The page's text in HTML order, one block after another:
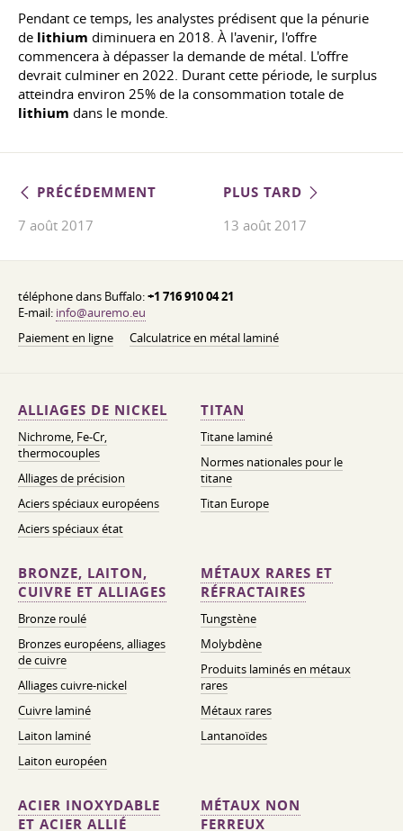
Pendant ce temps, les analystes prédisent que la pénurie
de lithium diminuera en 2018. À l'avenir, l'offre
commencera à dépasser la demande de métal. L'offre
devrait culminer en 2022. Durant cette période, le surplus
atteindra environ 25% de la consommation totale de
lithium dans le monde.
PRÉCÉDEMMENT
7 août 2017
PLUS TARD
13 août 2017
téléphone dans Buffalo:+1 716 910 04 21
E-mail: info@auremo.eu
Paiement en ligne
Calculatrice en métal laminé
ALLIAGES DE NICKEL
Nichrome, Fe-Cr,
thermocouples
Alliages de précision
Aciers spéciaux européens
Aciers spéciaux état
TITAN
Titane laminé
Normes nationales pour le
titane
Titan Europe
BRONZE, LAITON,
CUIVRE ET ALLIAGES
Bronze roulé
Bronzes européens, alliages
de cuivre
Alliages cuivre-nickel
Cuivre laminé
Laiton laminé
Laiton européen
MÉTAUX RARES ET
RÉFRACTAIRES
Tungstène
Molybdène
Produits laminés en métaux
rares
Métaux rares
Lantanoïdes
ACIER INOXYDABLE
ET ACIER ALLIÉ
MÉTAUX NON
FERREUX